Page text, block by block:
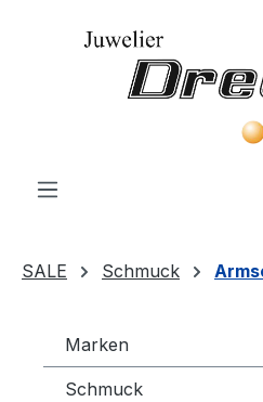
Zum Hauptinhalt springen
SALE Schmuck
Marken
Schmuck